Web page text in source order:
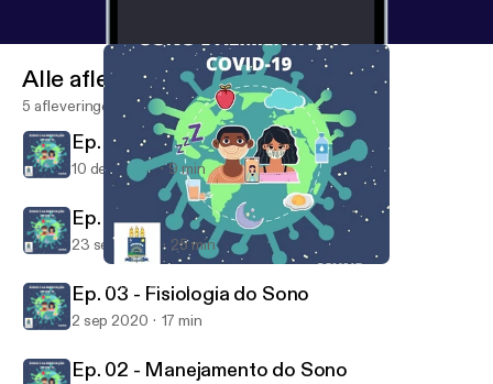
Sono e Alimentação
Alle afleveringen
5 afleveringen
Ep. 05 - Alimentação Saudável
10 dec 2020 9 min
Ep. 04 - Rotina de Estudos e Sono
23 sep 2020 25 min
Ep. 03 - Fisiologia do Sono
2 sep 2020 17 min
Ep. 02 - Manejamento do Sono